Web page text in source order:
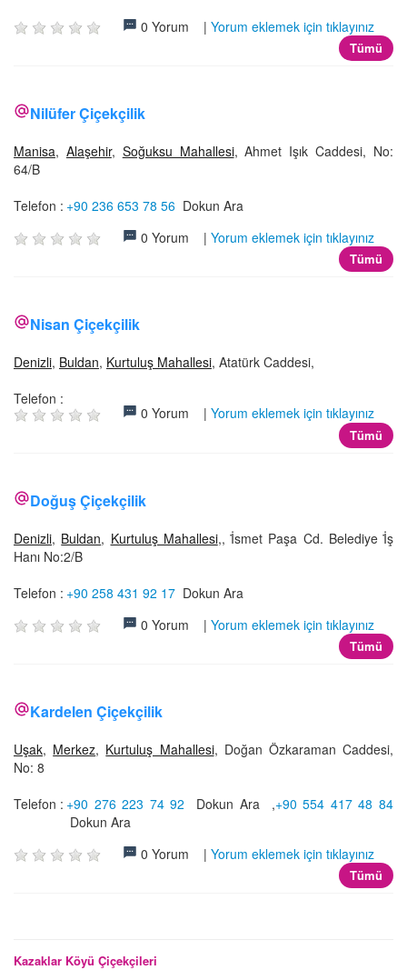
0 Yorum | Yorum eklemek için tıklayınız
Tümü
Nilüfer Çiçekçilik
Manisa, Alaşehir, Soğuksu Mahallesi, Ahmet Işık Caddesi, No:
64/B
Telefon : +90 236 653 78 56 Dokun Ara
0 Yorum | Yorum eklemek için tıklayınız
Tümü
Nisan Çiçekçilik
Denizli, Buldan, Kurtuluş Mahallesi, Atatürk Caddesi,
Telefon :
0 Yorum | Yorum eklemek için tıklayınız
Tümü
Doğuş Çiçekçilik
Denizli, Buldan, Kurtuluş Mahallesi,, İ̇smet Paşa Cd. Belediye İ̇ş
Hanı No:2/B
Telefon : +90 258 431 92 17 Dokun Ara
0 Yorum | Yorum eklemek için tıklayınız
Tümü
Kardelen Çiçekçilik
Uşak, Merkez, Kurtuluş Mahallesi, Doğan Özkaraman Caddesi,
No: 8
Telefon : +90 276 223 74 92 Dokun Ara ,+90 554 417 48 84
Dokun Ara
0 Yorum | Yorum eklemek için tıklayınız
Tümü
Kazaklar Köyü Çiçekçileri